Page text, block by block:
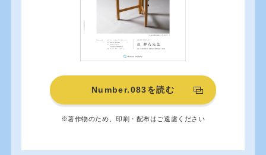
Number.083を読む
※著作物のため、印刷・配布はご遠慮ください